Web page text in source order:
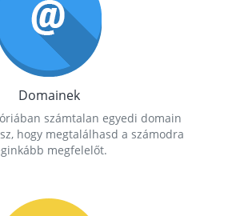
Domainek
számtalan egyedi domain
hogy megtalálhasd a számodra
megfelelőt.